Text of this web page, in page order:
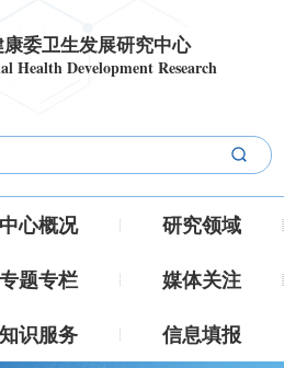
委卫生发展研究中心
Health Development Research
中心概况
研究领域
专题专栏
媒体关注
知识服务 信息填报